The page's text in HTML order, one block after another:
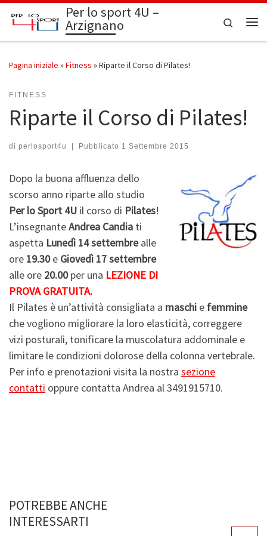
Passa al contenutoPer lo sport 4U –
Arzignano
Search
Pagina iniziale »Fitness »Riparte il Corso di Pilates!
FITNESS
Riparte il Corso di Pilates!
di perlosport4u Pubblicato 1 Settembre 2015
Dopo la buona affluenza dello
scorso anno riparte allo studio
Per lo Sport 4U il corso di Pilates!
L’insegnanteAndrea Candia ti
aspetta Lunedì 14 settembrealle
ore 19.30e Giovedì 17 settembre
alle ore 20.00per una LEZIONE DI
PROVA GRATUITA.
Il Pilates è un’attività consigliata a maschi e femmine
che vogliono migliorare la loro elasticità, correggere
vizi posturali, tonificare la muscolatura addominale e
limitare le condizioni dolorose della colonna vertebrale.
Per info e prenotazioni visita la nostra sezione
contatti oppure contatta Andrea al 3491915710.
POTREBBE ANCHE
INTERESSARTI